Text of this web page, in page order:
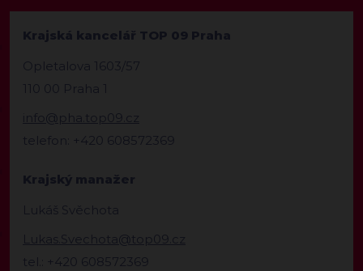
Krajská kancelář TOP 09 Praha
Opletalova 1603/57
110 00 Praha 1
info@pha.top09.cz
telefon: +420 608572369
Krajský manažer
Lukáš Svěchota
Lukas.Svechota@top09.cz
tel.: +420 608572369